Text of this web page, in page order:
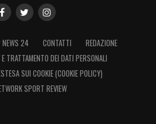
NEWS 24 CONTATTI
REDAZIONE
TRATTAMENTO DEI DATI PERSONALI
SUI COOKIE (COOKIE POLICY)
SPORT REVIEW